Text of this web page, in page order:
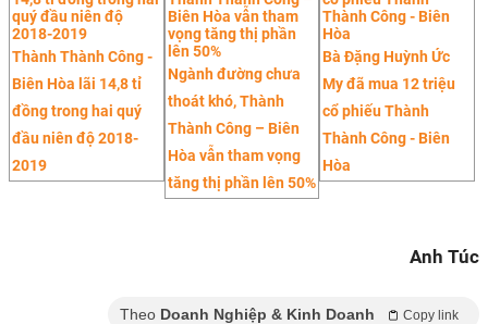
Thành Thành Công -
Biên Hòa lãi 14,8 tỉ
đồng trong hai quý
đầu niên độ 2018-
2019
Ngành đường chưa
thoát khó, Thành
Thành Công – Biên
Hòa vẫn tham vọng
tăng thị phần lên 50%
Bà Đặng Huỳnh Ức
My đã mua 12 triệu
cổ phiếu Thành
Thành Công - Biên
Hòa
Anh Túc
Theo Doanh Nghiệp & Kinh Doanh Copy link